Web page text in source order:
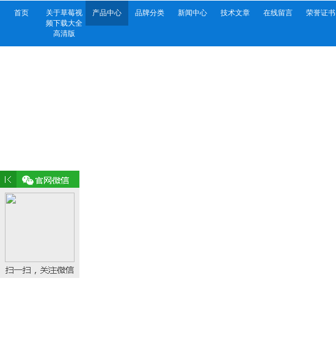
首页
关于草莓视
频下载大全
高清版
产品中心 品牌分类 新闻中心 技术文章 在线留言 荣誉证书